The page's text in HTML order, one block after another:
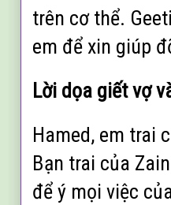
trên cơ thể.
em để xin giúp
Lời dọa giết vợ
Hamed, em trai
Bạn trai của
để ý mọi việc